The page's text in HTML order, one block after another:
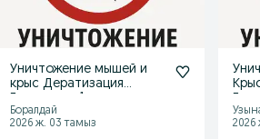
Уничтожение мышей и
крыс Дератизация
Боралдай
2026 ж. 03 тамыз
2026